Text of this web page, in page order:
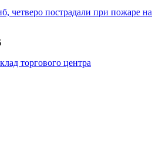
четверо пострадали при пожаре на
торгового центра